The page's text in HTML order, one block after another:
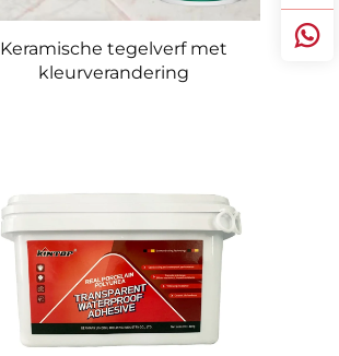
Keramische tegelverf met
kleurverandering